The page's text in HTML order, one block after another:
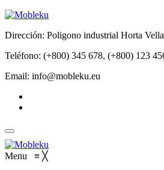
Dirección: Poligono industrial Horta
Teléfono: (+800) 345 678, (+800) 123
Email: info@mobleku.eu
Menu ≡ ╳